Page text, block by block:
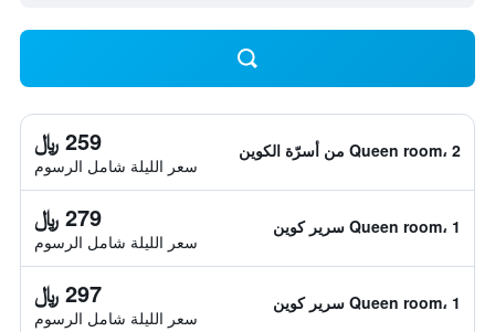
Queen room، 2 من أسرّة الكوين 259 ﷼
سعر الليلة شامل الرسوم
Queen room، 1 سرير كوين 279 ﷼
سعر الليلة شامل الرسوم
Queen room، 1 سرير كوين 297 ﷼
سعر الليلة شامل الرسوم